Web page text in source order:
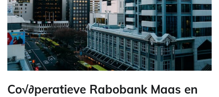
Co√∂peratieve Rabobank Maas en